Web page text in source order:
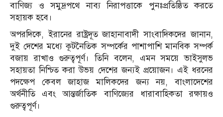
বাণিজ্য ও সমুদ্রপথে নাব্য নিরাপত্তাকে পুনঃপ্রতিষ্ঠিত করতে
সহায়ক হবে।
অপরদিকে, ইরানের রাষ্ট্রদূত জাহানাবাদী সাংবাদিকদের জানান,
দুই দেশের মধ্যে কূটনৈতিক সম্পর্কের পাশাপাশি মানবিক সম্পর্ক
বজায় রাখাও গুরুত্বপূর্ণ। তিনি বলেন, এমন সময়ে ভাইসুলভ
সহায়তা নিশ্চিত করা উভয় দেশের জন্যই প্রয়োজন। এই ধরনের
পদক্ষেপ কেবল জাহাজ মালিকদের জন্য নয়, বাংলাদেশের
অর্থনীতি এবং আন্তর্জাতিক বাণিজ্যের ধারাবাহিকতা রক্ষায়ও
গুরুত্বপূর্ণ।